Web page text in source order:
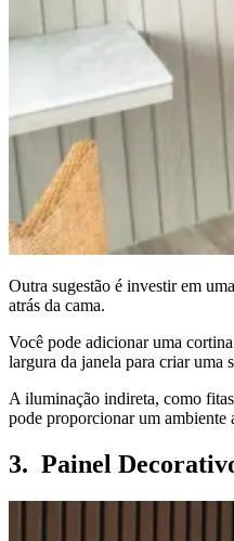
Outra sugestão é investir em
atrás da cama.
Você pode adicionar uma
largura da janela para criar uma
A iluminação indireta, como
pode proporcionar um ambiente
3. Painel